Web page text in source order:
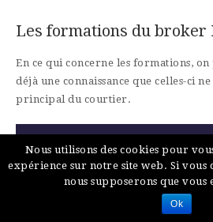
Les formations du broker
En ce qui concerne les formations, on
déjà une connaissance que celles-ci ne
principal du courtier.
Nous utilisons des cookies pour
expérience sur notre site web. Si vous
nous supposerons que vous
Ok